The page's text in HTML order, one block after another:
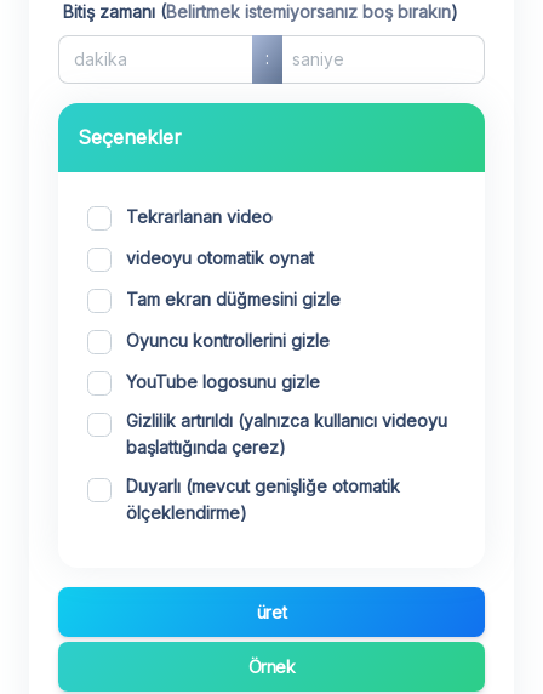
Bitiş zamanı (Belirtmek istemiyorsanız boş bırakın)
:
Seçenekler
Tekrarlanan video
videoyu otomatik oynat
Tam ekran düğmesini gizle
Oyuncu kontrollerini gizle
YouTube logosunu gizle
Gizlilik artırıldı (yalnızca kullanıcı videoyu
başlattığında çerez)
Duyarlı (mevcut genişliğe otomatik
ölçeklendirme)
üret
Örnek